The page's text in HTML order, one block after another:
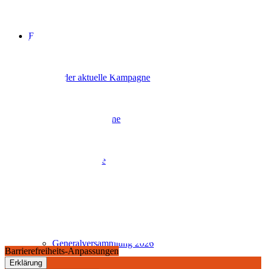
Extra
Bilder aktuelle Kampagne
Boschurle Hymne
Presseberichte
Generalversammlung 2026
Barrierefreiheits-Anpassungen
Erklärung